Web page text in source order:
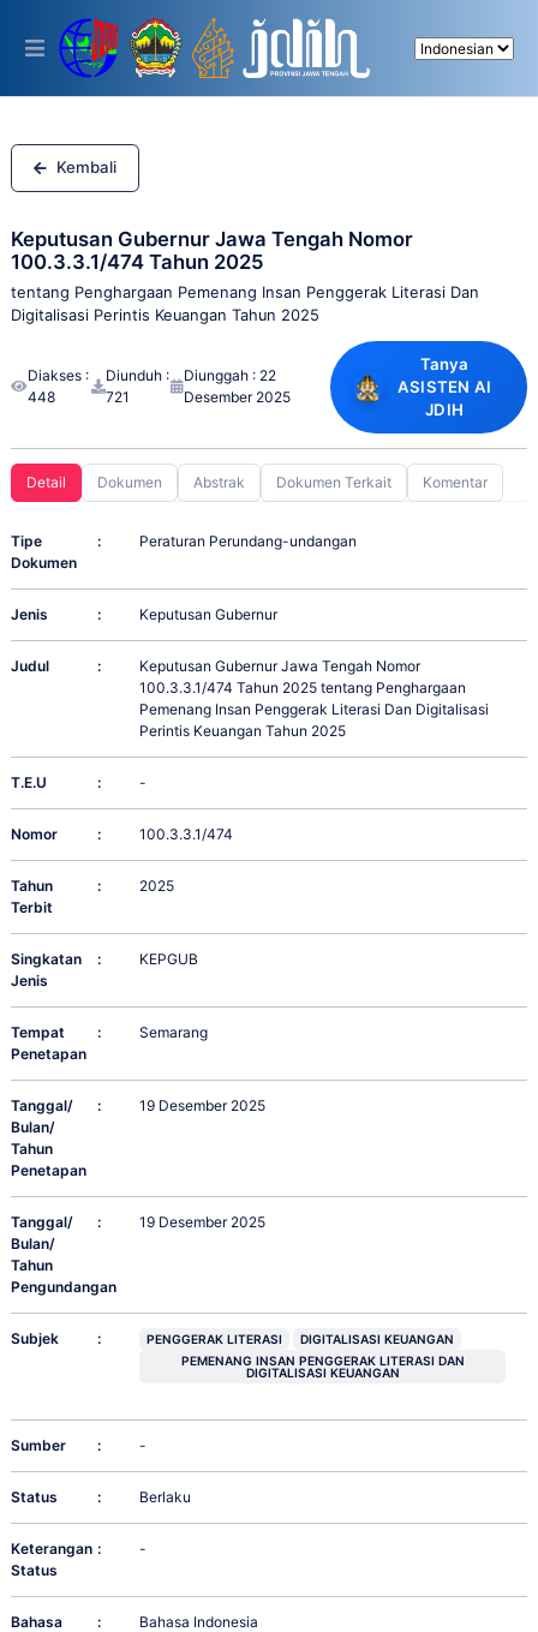
This
includes
accessibility
system.
Kembali
Keputusan Gubernur Jawa Tengah Nomor
100.3.3.1/474 Tahun 2025
tentang Penghargaan Pemenang Insan Penggerak Literasi Dan
Digitalisasi Perintis Keuangan Tahun 2025
Diakses :
448
Diunduh :
721
Diunggah : 22
Desember 2025
Tanya
ASISTEN AI
JDIH
Detail Dokumen Abstrak Dokumen Terkait Komentar
Tipe
Dokumen
: Peraturan Perundang-undangan
Jenis : Keputusan Gubernur
Judul :
Keputusan Gubernur Jawa Tengah Nomor
100.3.3.1/474 Tahun 2025 tentang Penghargaan
Pemenang Insan Penggerak Literasi Dan Digitalisasi
Perintis Keuangan Tahun 2025
T.E.U : -
Nomor : 100.3.3.1/474
Tahun
Terbit
: 2025
Singkatan
Jenis
: KEPGUB
Tempat
Penetapan
: Semarang
Tanggal/
Bulan/
Tahun
Penetapan
: 19 Desember 2025
Tanggal/
Bulan/
Tahun
Pengundangan
: 19 Desember 2025
Subjek : PENGGERAK LITERASI
DIGITALISASI KEUANGAN
PEMENANG INSAN PENGGERAK LITERASI DAN
DIGITALISASI KEUANGAN
Sumber : -
Status : Berlaku
Keterangan
Status
: -
Bahasa : Bahasa Indonesia